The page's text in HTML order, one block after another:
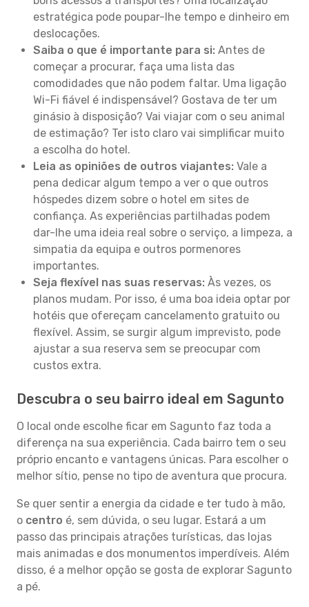
estratégica pode poupar-lhe tempo e dinheiro em
deslocações.
Saiba o que é importante para si: Antes de
começar a procurar, faça uma lista das
comodidades que não podem faltar. Uma ligação
Wi-Fi fiável é indispensável? Gostava de ter um
ginásio à disposição? Vai viajar com o seu animal
de estimação? Ter isto claro vai simplificar muito
a escolha do hotel.
Leia as opiniões de outros viajantes: Vale a
pena dedicar algum tempo a ver o que outros
hóspedes dizem sobre o hotel em sites de
confiança. As experiências partilhadas podem
dar-lhe uma ideia real sobre o serviço, a limpeza, a
simpatia da equipa e outros pormenores
importantes.
Seja flexível nas suas reservas: Às vezes, os
planos mudam. Por isso, é uma boa ideia optar por
hotéis que ofereçam cancelamento gratuito ou
flexível. Assim, se surgir algum imprevisto, pode
ajustar a sua reserva sem se preocupar com
custos extra.
Descubra o seu bairro ideal em Sagunto
O local onde escolhe ficar em Sagunto faz toda a
diferença na sua experiência. Cada bairro tem o seu
próprio encanto e vantagens únicas. Para escolher o
melhor sítio, pense no tipo de aventura que procura.
Se quer sentir a energia da cidade e ter tudo à mão,
o centro é, sem dúvida, o seu lugar. Estará a um
passo das principais atrações turísticas, das lojas
mais animadas e dos monumentos imperdíveis. Além
disso, é a melhor opção se gosta de explorar Sagunto
a pé.